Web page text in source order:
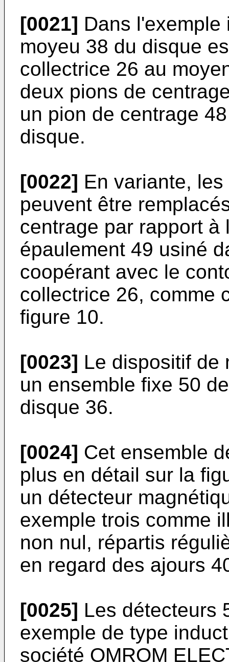
[0021] Dans
moyeu 38 du disque
collectrice 26 au
deux pions de
un pion de centrage
disque.
[0022] En variante,
peuvent être
centrage par rapport
épaulement 49 usiné
coopérant avec le
collectrice 26, comme
figure 10.
[0023] Le dispositif de
un ensemble fixe 50
disque 36.
[0024] Cet ensemble
plus en détail sur la
un détecteur
exemple trois comme
non nul, répartis
en regard des ajours
[0025] Les détecteurs
exemple de type
société OMROM